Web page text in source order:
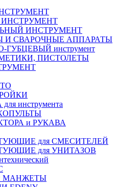
ИНСТРУМЕНТ
И СВАРОЧНЫЕ АППАРАТЫ
инструмент
ПИСТОЛЕТЫ
инструмента
и РУКАВА
для СМЕСИТЕЛЕЙ
для УНИТАЗОВ
МАНЖЕТЫ